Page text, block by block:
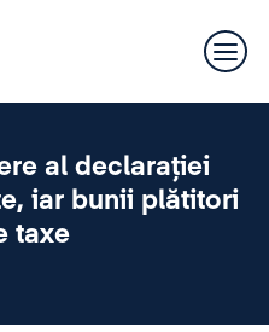
al declarației
iar bunii plătitori
taxe